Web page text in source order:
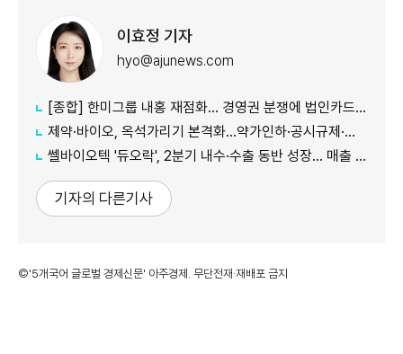
이효정 기자
hyo@ajunews.com
[종합] 한미그룹 내홍 재점화… 경영권 분쟁에 법인카드 의혹까지 '악재 지속'
제약·바이오, 옥석가리기 본격화…약가인하·공시규제·투자위축까지 '삼중고'
쎌바이오텍 '듀오락', 2분기 내수·수출 동반 성장… 매출 158억원
기자의 다른기사
©'5개국어 글로벌 경제신문' 아주경제. 무단전재·재배포 금지